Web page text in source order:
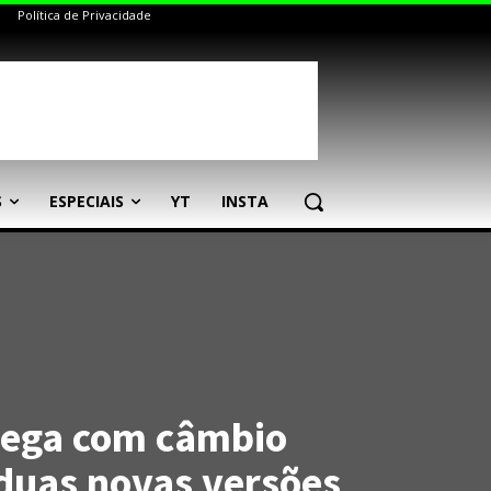
Política de Privacidade
ESPECIAIS YT INSTA
com câmbio